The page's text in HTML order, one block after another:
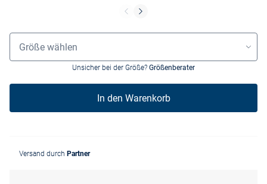
Größenauswahl
Größe wählen
Unsicher bei der Größe? Größenberater
In den Warenkorb
Versand durch Partner